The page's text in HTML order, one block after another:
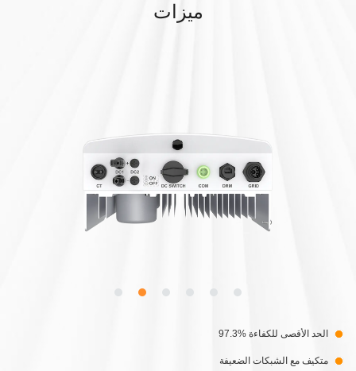
ميزات
الحد الأقصى للكفاءة %97.3
متكيف مع الشبكات الضعيفة